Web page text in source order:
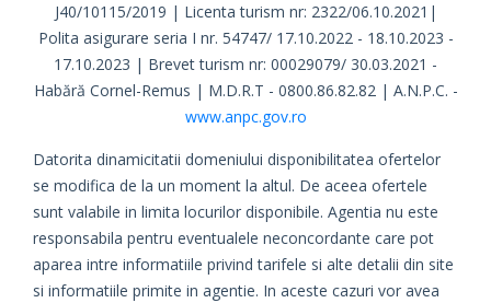
J40/10115/2019 | Licenta turism nr: 2322/06.10.2021|
Polita asigurare seria I nr. 54747/ 17.10.2022 - 18.10.2023 -
17.10.2023 | Brevet turism nr: 00029079/ 30.03.2021 -
Habără Cornel-Remus | M.D.R.T - 0800.86.82.82 | A.N.P.C. -
www.anpc.gov.ro
Datorita dinamicitatii domeniului disponibilitatea ofertelor
se modifica de la un moment la altul. De aceea ofertele
sunt valabile in limita locurilor disponibile. Agentia nu este
responsabila pentru eventualele neconcordante care pot
aparea intre informatiile privind tarifele si alte detalii din site
si informatiile primite in agentie. In aceste cazuri vor avea